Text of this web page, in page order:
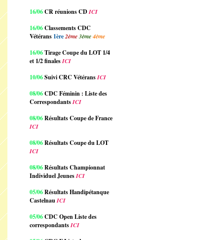
16/06CR réunions CDICI
16/06Classements CDC
Vétérans 1ère2ème3ème4ème
16/06Tirage Coupe du LOT 1/4
et 1/2 finalesICI
10/06Suivi CRC VétéransICI
08/06CDC Féminin : Liste des
CorrespondantsICI
08/06Résultats Coupe de France
ICI
08/06Résultats Coupe du LOT
ICI
08/06Résultats Championnat
Individuel JeunesICI
05/06Résultats Handipétanque
CastelnauICI
05/06CDC Open Liste des
correspondantsICI